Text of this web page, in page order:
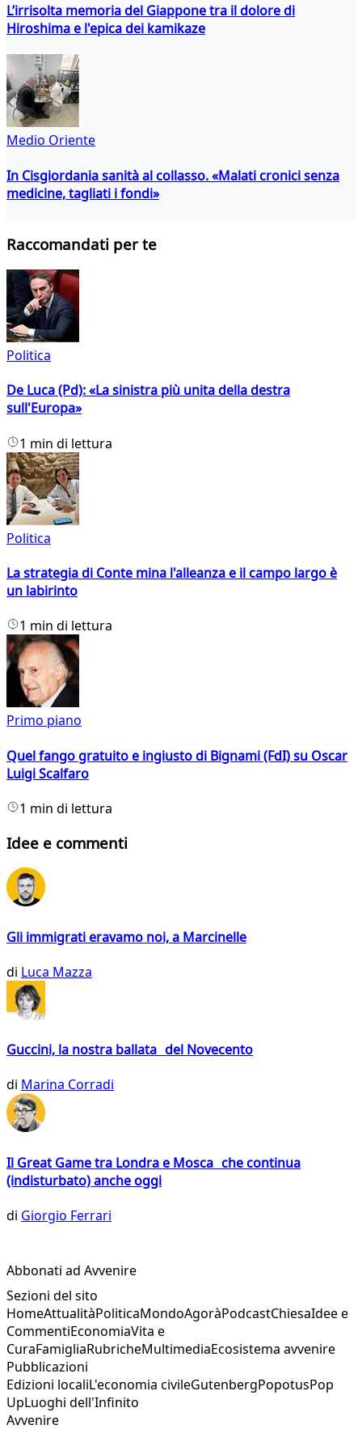
L’irrisolta memoria del Giappone tra il dolore di
Hiroshima e l'epica dei kamikaze
Medio Oriente
In Cisgiordania sanità al collasso. «Malati cronici senza
medicine, tagliati i fondi»
Raccomandati per te
Politica
De Luca (Pd): «La sinistra più unita della destra
sull'Europa»
1 min di lettura
Politica
La strategia di Conte mina l'alleanza e il campo largo è
un labirinto
1 min di lettura
Primo piano
Quel fango gratuito e ingiusto di Bignami (FdI) su Oscar
Luigi Scalfaro
1 min di lettura
Idee e commenti
Gli immigrati eravamo noi, a Marcinelle
di Luca Mazza
Guccini, la nostra ballata del Novecento
di Marina Corradi
Il Great Game tra Londra e Mosca che continua
(indisturbato) anche oggi
di Giorgio Ferrari
Abbonati ad Avvenire
Sezioni del sito
HomeAttualitàPoliticaMondoAgoràPodcastChiesaIdee e
CommentiEconomiaVita e
CuraFamigliaRubricheMultimediaEcosistema avvenire
Pubblicazioni
Edizioni localiL'economia civileGutenbergPopotusPop
UpLuoghi dell'Infinito
Avvenire